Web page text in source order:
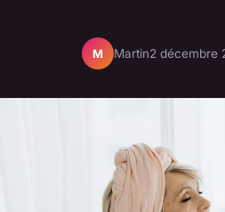
M Martin2 décembre